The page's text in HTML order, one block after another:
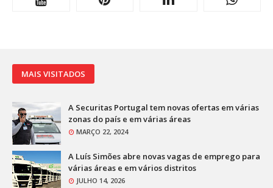
MAIS VISITADOS
A Securitas Portugal tem novas ofertas em várias
zonas do país e em várias áreas
MARÇO 22, 2024
A Luís Simões abre novas vagas de emprego para
várias áreas e em vários distritos
JULHO 14, 2026